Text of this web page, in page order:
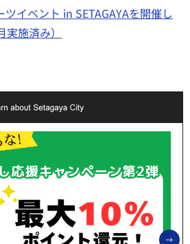
イベント in SETAGAYAを開催し
施済み）